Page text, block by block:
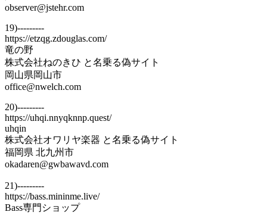
observer@jstehr.com
19)---------
https://etzqg.zdouglas.com/
竜の野
株式会社ねのきひ と名乗る偽サイト
岡山県岡山市
office@nwelch.com
20)---------
https://uhqi.nnyqknnp.quest/
uhqin
株式会社オワリヤ楽器 と名乗る偽サイト
福岡県 北九州市
okadaren@gwbawavd.com
21)---------
https://bass.mininme.live/
Bass専門ショップ